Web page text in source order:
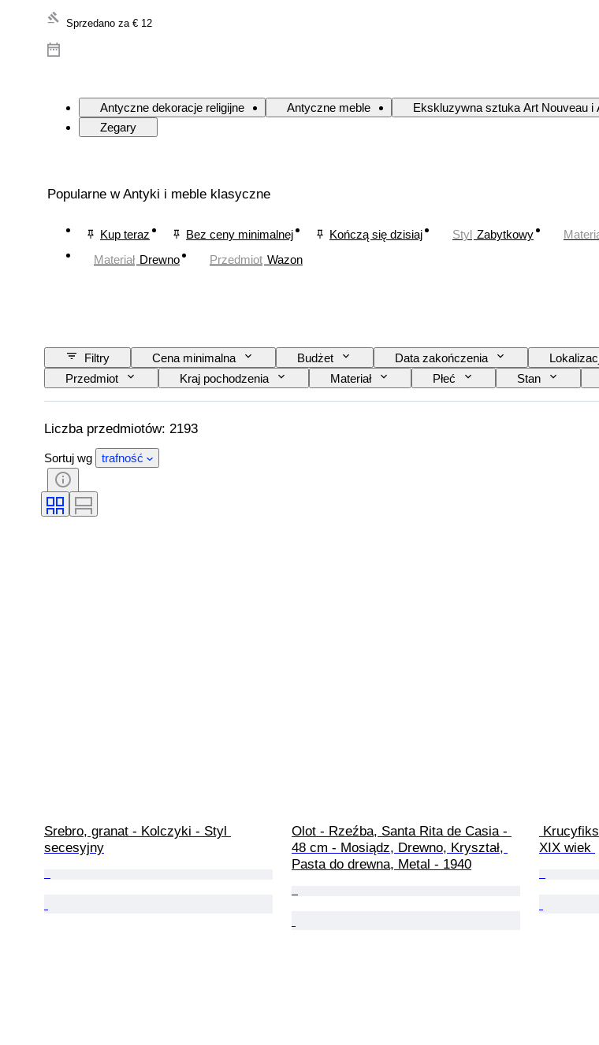
Sprzedano za € 12
Antyczne dekoracje religijne Antyczne meble Ekskluzywna sztuka Art Nouveau i
Zegary
Popularne w Antyki i meble klasyczne
Kup teraz Bez ceny minimalnej Kończą się dzisiaj Styl Zabytkowy
Materiał Drewno Przedmiot Wazon
Filtry Cena minimalna Budżet Data zakończenia
Przedmiot
Kraj pochodzenia Materiał Płeć Stan
Podpis
Kolor Mechanizm zegarka Rezerwa chodu
Liczba przedmiotów: 2193
Sortuj wg trafność
Srebro, granat - Kolczyki - Styl
secesyjny
Olot - Rzeźba, Santa Rita de Casia -
48 cm - Mosiądz, Drewno, Kryształ,
Pasta do drewna, Metal - 1940
XIX wiek